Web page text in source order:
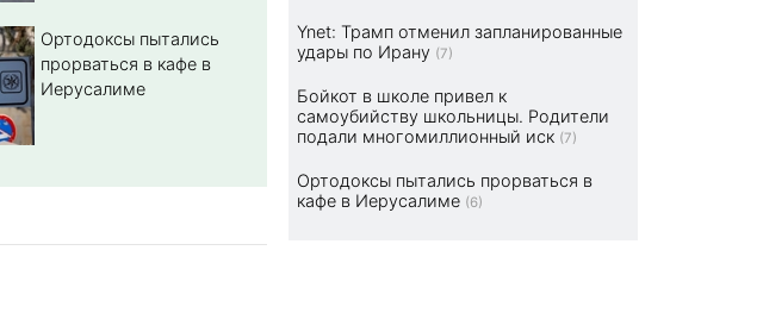
Ортодоксы пытались
прорваться в кафе в
Иерусалиме
Ynet: Трамп отменил запланированные
удары по Ирану (7)
Бойкот в школе привел к
самоубийству школьницы. Родители
подали многомиллионный иск (7)
Ортодоксы пытались прорваться в
кафе в Иерусалиме (6)